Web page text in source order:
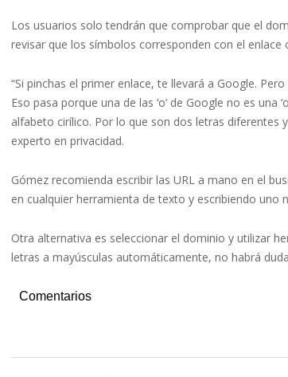
Los usuarios solo tendrán que comprobar que el
revisar que los símbolos corresponden con el
“Si pinchas el primer enlace, te llevará a Google.
Eso pasa porque una de las ‘o’ de Google no es una
alfabeto cirílico. Por lo que son dos letras diferentes
experto en privacidad.
Gómez recomienda escribir las URL a mano en el
en cualquier herramienta de texto y escribiendo uno
Otra alternativa es seleccionar el dominio y utilizar
letras a mayúsculas automáticamente, no habrá
Comentarios